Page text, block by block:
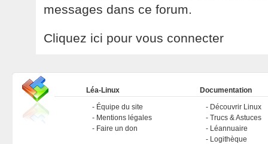
messages dans ce forum.
Cliquez ici pour vous connecter
Léa-Linux
Équipe du site
Mentions légales
Faire un don
Documentation
Découvrir Linux
Trucs & Astuces
Léannuaire
Logithèque